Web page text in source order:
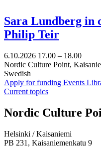
Sara Lundberg in
Philip Teir
6.10.2026 17.00 – 18.00
Nordic Culture Point,
Swedish
Apply for funding Events
Current topics
Facebook:
Opens
a
new
Instagram:
Opens
a
new
TikTop:
Opens
a
new
Youtube:
Opens
a
new
Vimeo:
Opens
a
new
Nordic Culture
Helsinki / Kaisaniemi
PB 231, Kaisaniemenkatu 9